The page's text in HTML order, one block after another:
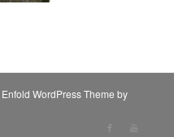
Enfold WordPress Theme by